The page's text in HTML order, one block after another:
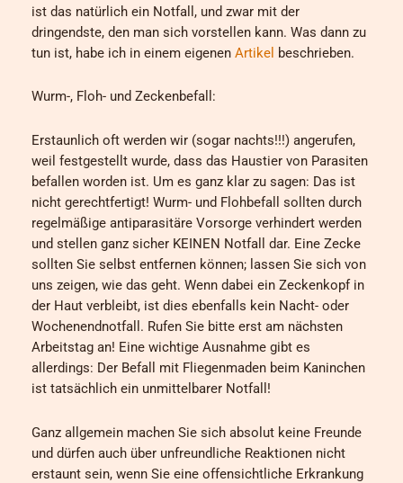
ist das natürlich ein Notfall, und zwar mit der
dringendste, den man sich vorstellen kann. Was dann zu
tun ist, habe ich in einem eigenen Artikel beschrieben.
Wurm-, Floh- und Zeckenbefall:
Erstaunlich oft werden wir (sogar nachts!!!) angerufen,
weil festgestellt wurde, dass das Haustier von Parasiten
befallen worden ist. Um es ganz klar zu sagen: Das ist
nicht gerechtfertigt! Wurm- und Flohbefall sollten durch
regelmäßige antiparasitäre Vorsorge verhindert werden
und stellen ganz sicher KEINEN Notfall dar. Eine Zecke
sollten Sie selbst entfernen können; lassen Sie sich von
uns zeigen, wie das geht. Wenn dabei ein Zeckenkopf in
der Haut verbleibt, ist dies ebenfalls kein Nacht- oder
Wochenendnotfall. Rufen Sie bitte erst am nächsten
Arbeitstag an! Eine wichtige Ausnahme gibt es
allerdings: Der Befall mit Fliegenmaden beim Kaninchen
ist tatsächlich ein unmittelbarer Notfall!
Ganz allgemein machen Sie sich absolut keine Freunde
und dürfen auch über unfreundliche Reaktionen nicht
erstaunt sein, wenn Sie eine offensichtliche Erkrankung